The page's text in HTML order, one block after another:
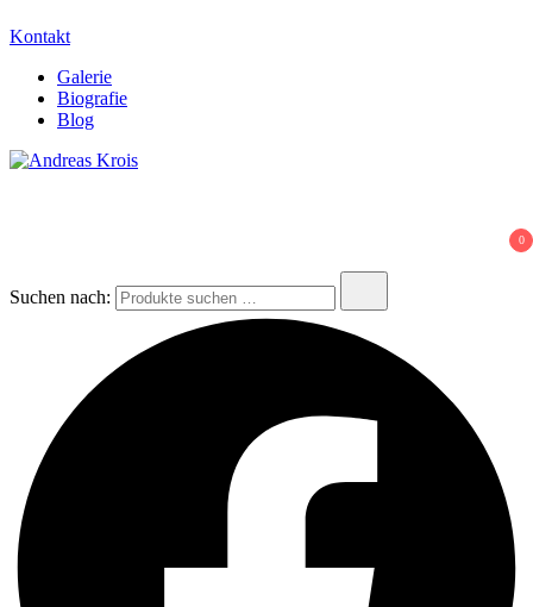
Kontakt
Galerie
Biografie
Blog
0
Suchen nach: